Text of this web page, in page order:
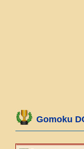
Gomoku